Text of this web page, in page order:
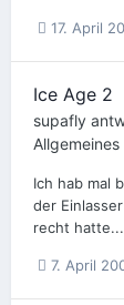
17. April
Ice Age 2
supafly
Allgemeines
Ich hab mal
der
recht
7. April